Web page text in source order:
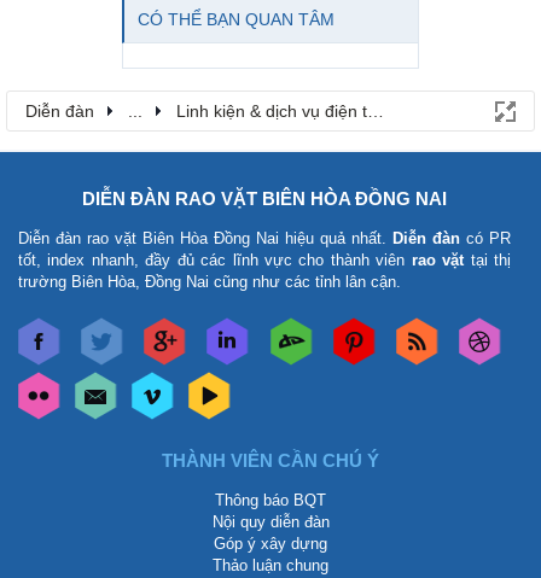
CÓ THỂ BẠN QUAN TÂM
Diễn đàn Linh kiện & dịch vụ điện thoại
DIỄN ĐÀN RAO VẶT BIÊN HÒA ĐỒNG NAI
Diễn đàn rao vặt Biên Hòa Đồng Nai hiệu quả nhất. Diễn đàn có PR
tốt, index nhanh, đầy đủ các lĩnh vực cho thành viên rao vặt tại thị
trường Biên Hòa, Đồng Nai cũng như các tỉnh lân cận.
THÀNH VIÊN CẦN CHÚ Ý
Thông báo BQT
Nội quy diễn đàn
Góp ý xây dựng
Thảo luận chung